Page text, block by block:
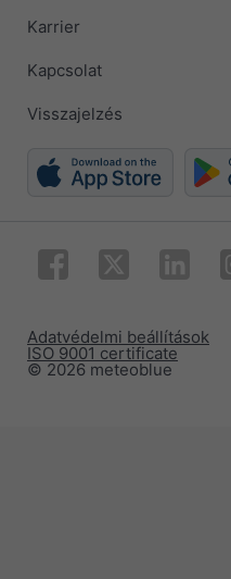
Karrier
Kapcsolat
Visszajelzés
© 2026 meteoblue
ISO 9001 certificate
Adatvédelmi beállítások